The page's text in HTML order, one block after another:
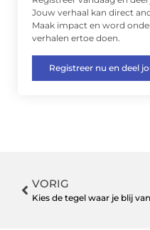
Jouw verhaal kan direct
Maak impact en word
verhalen ertoe doen.
Registreer nu en deel
VORIG